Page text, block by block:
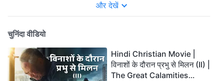
और देखें
चुनिंदा वीडियो
Hindi Christian Movie |
विनाशों के दौरान प्रभु से मिलन (II) |
The Great Calamities